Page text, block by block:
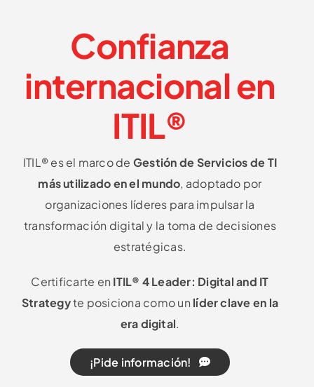
Confianza
internacional en
ITIL®
ITIL® es el marco de Gestión de Servicios de TI
más utilizado en el mundo, adoptado por
organizaciones líderes para impulsar la
transformación digital y la toma de decisiones
estratégicas.
Certificarte en ITIL® 4 Leader: Digital and IT
Strategyte posiciona como un líder clave en la
era digital.
¡Pide información!